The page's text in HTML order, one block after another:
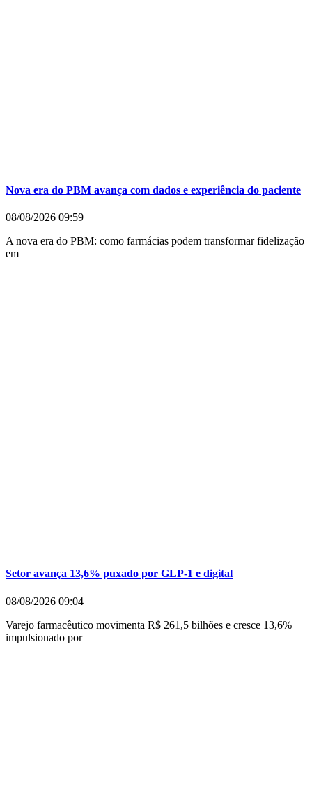
Nova era do PBM avança com dados e experiência do paciente
08/08/2026 09:59
A nova era do PBM: como farmácias podem transformar fidelização
em
Setor avança 13,6% puxado por GLP-1 e digital
08/08/2026 09:04
Varejo farmacêutico movimenta R$ 261,5 bilhões e cresce 13,6%
impulsionado por